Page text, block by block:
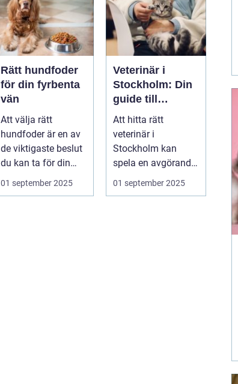
Rätt hundfoder
för din fyrbenta
vän
Att välja rätt
hundfoder är en av
de viktigaste beslut
du kan ta för din
hunds h...
01 september 2025
Veterinär i
Stockholm: Din
guide till
djursjukvård i
huvudstaden
Att hitta rätt
veterinär i
Stockholm kan
spela en avgörande
roll för ditt husdju...
01 september 2025